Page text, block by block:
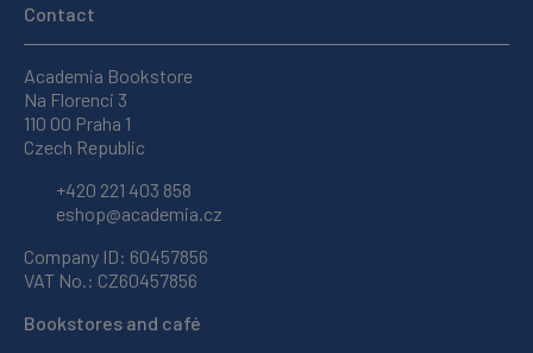
Contact
Academia Bookstore
Na Florenci 3
110 00 Praha 1
Czech Republic
+420 221 403 858
eshop@academia.cz
Company ID: 60457856
VAT No.: CZ60457856
Bookstores and café